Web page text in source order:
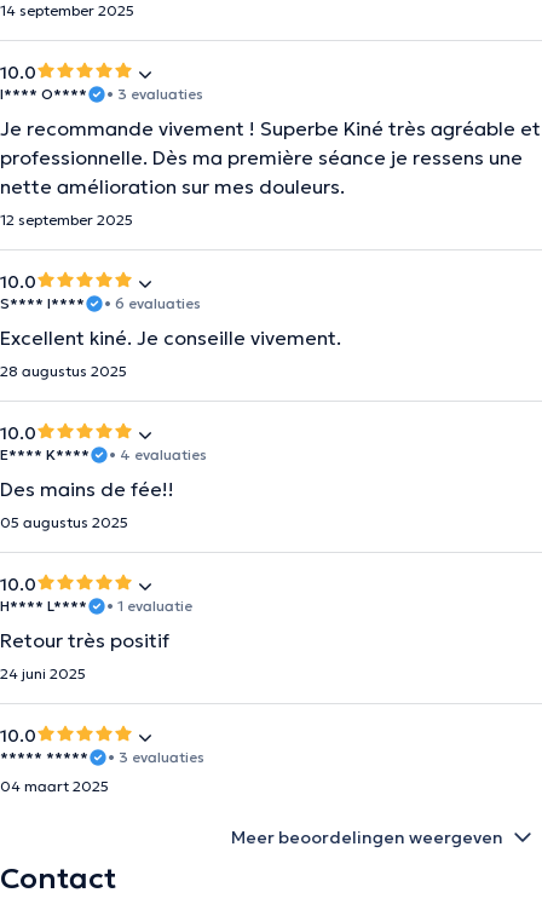
14 september 2025
10.0
I**** O**** • 3 evaluaties
Je recommande vivement ! Superbe Kiné très agréable et
professionnelle. Dès ma première séance je ressens une
nette amélioration sur mes douleurs.
12 september 2025
10.0
S**** I**** • 6 evaluaties
Excellent kiné. Je conseille vivement.
28 augustus 2025
10.0
E**** K**** • 4 evaluaties
Des mains de fée!!
05 augustus 2025
10.0
H**** L**** • 1 evaluatie
Retour très positif
24 juni 2025
10.0
***** *****
• 3 evaluaties
04 maart 2025
Meer beoordelingen weergeven
Contact